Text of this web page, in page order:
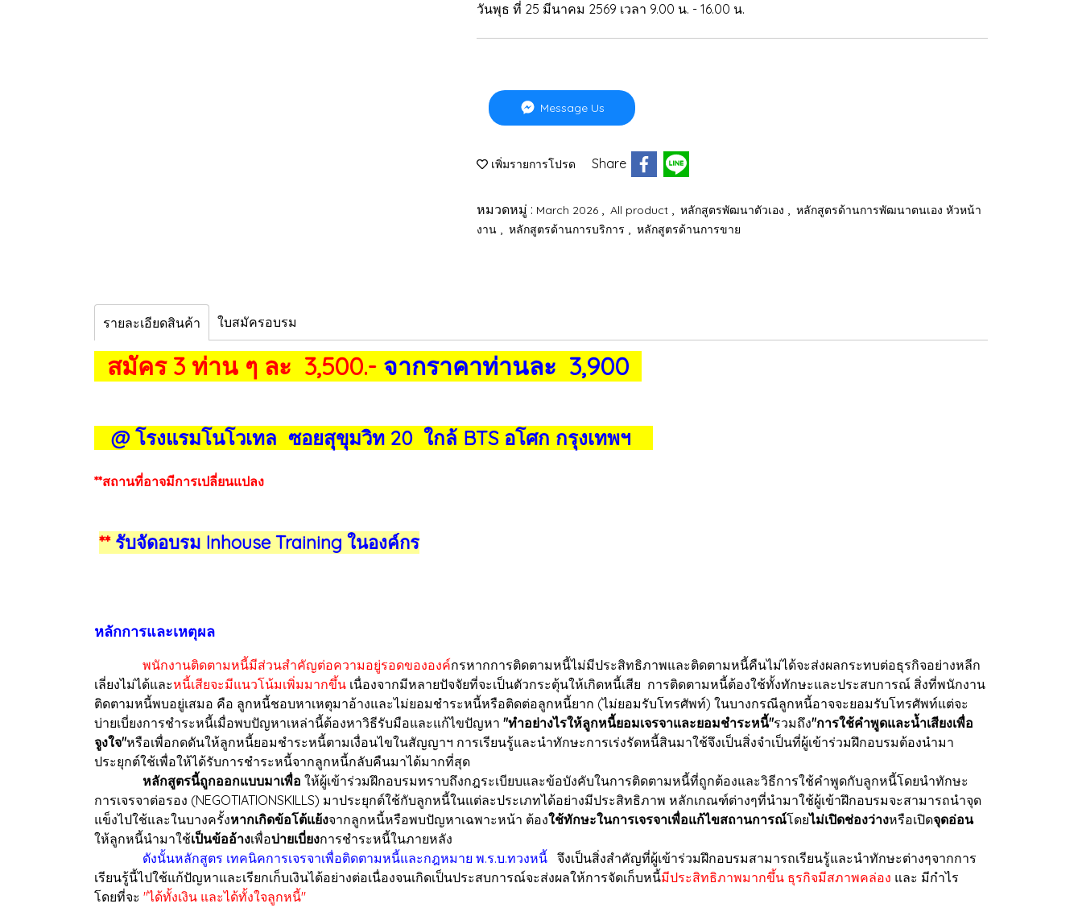
วันพุธ ที่ 25 มีนาคม 2569 เวลา 9.00 น. - 16.00 น.
Message Us
เพิ่มรายการโปรด Share
หมวดหมู่ : March 2026 All product หลักสูตรพัฒนาตัวเอง
หลักสูตรด้านการพัฒนาตนเอง หัวหน้า
งาน
หลักสูตรด้านการบริการ หลักสูตรด้านการขาย
รายละเอียดสินค้า ใบสมัครอบรม
สมัคร 3 ท่าน ๆ ละ 3,500.- จากราคาท่านละ 3,900
@ โรงแรมโนโวเทล ซอยสุขุมวิท 20 ใกล้ BTS อโศก กรุงเทพฯ
**สถานที่อาจมีการเปลี่ยนแปลง
**รับจัดอบรม Inhouse Training ในองค์กร
หลักการและเหตุผล
พนักงานติดตามหนี้มีส่วนสำคัญต่อความอยู่รอดขององค์กรหากการติดตามหนี้ไม่มีประสิทธิภาพและติดตามหนี้คืนไม่ได้จะส่งผลกระทบต่อธุรกิจอย่างหลีก
เลี่ยงไม่ได้และหนี้เสียจะมีแนวโน้มเพิ่มมากขึ้น เนื่องจากมีหลายปัจจัยที่จะเป็นตัวกระตุ้นให้เกิดหนี้เสีย การติดตามหนี้ต้องใช้ทั้งทักษะและประสบการณ์ สิ่งที่พนักงาน
ติดตามหนี้พบอยู่เสมอ คือ ลูกหนี้ชอบหาเหตุมาอ้างและไม่ยอมชำระหนี้หรือติดต่อลูกหนี้ยาก (ไม่ยอมรับโทรศัพท์) ในบางกรณีลูกหนี้อาจจะยอมรับโทรศัพท์แต่จะ
บ่ายเบี่ยงการชำระหนี้เมื่อพบปัญหาเหล่านี้ต้องหาวิธีรับมือและแก้ไขปัญหา "ทำอย่างไรให้ลูกหนี้ยอมเจรจาและยอมชำระหนี้"รวมถึง"การใช้คำพูดและน้ำเสียงเพื่อ
จูงใจ"หรือเพื่อกดดันให้ลูกหนี้ยอมชำระหนี้ตามเงื่อนไขในสัญญาฯ การเรียนรู้และนำทักษะการเร่งรัดหนี้สินมาใช้จึงเป็นสิ่งจำเป็นที่ผู้เข้าร่วมฝึกอบรมต้องนำมา
ประยุกต์ใช้เพื่อให้ได้รับการชำระหนี้จากลูกหนี้กลับคืนมาได้มากที่สุด
หลักสูตรนี้ถูกออกแบบมาเพื่อ ให้ผู้เข้าร่วมฝึกอบรมทราบถึงกฎระเบียบและข้อบังคับในการติดตามหนี้ที่ถูกต้องและวิธีการใช้คำพูดกับลูกหนี้โดยนำทักษะ
การเจรจาต่อรอง (NEGOTIATIONSKILLS) มาประยุกต์ใช้กับลูกหนี้ในแต่ละประเภทได้อย่างมีประสิทธิภาพ หลักเกณฑ์ต่างๆที่นำมาใช้ผู้เข้าฝึกอบรมจะสามารถนำจุด
แข็งไปใช้และในบางครั้งหากเกิดข้อโต้แย้งจากลูกหนี้หรือพบปัญหาเฉพาะหน้า ต้องใช้ทักษะในการเจรจาเพื่อแก้ไขสถานการณ์โดยไม่เปิดช่องว่างหรือเปิดจุดอ่อน
ให้ลูกหนี้นำมาใช้เป็นข้ออ้างเพื่อบ่ายเบี่ยงการชำระหนี้ในภายหลัง
ดังนั้นหลักสูตร เทคนิคการเจรจาเพื่อติดตามหนี้และกฎหมาย พ.ร.บ.ทวงหนี้ จึงเป็นสิ่งสำคัญที่ผู้เข้าร่วมฝึกอบรมสามารถเรียนรู้และนำทักษะต่างๆจากการ
เรียนรู้นี้ไปใช้แก้ปัญหาและเรียกเก็บเงินได้อย่างต่อเนื่องจนเกิดเป็นประสบการณ์จะส่งผลให้การจัดเก็บหนี้มีประสิทธิภาพมากขึ้น ธุรกิจมีสภาพคล่อง และ มีกำไร
โดยที่จะ "ได้ทั้งเงิน และได้ทั้งใจลูกหนี้"